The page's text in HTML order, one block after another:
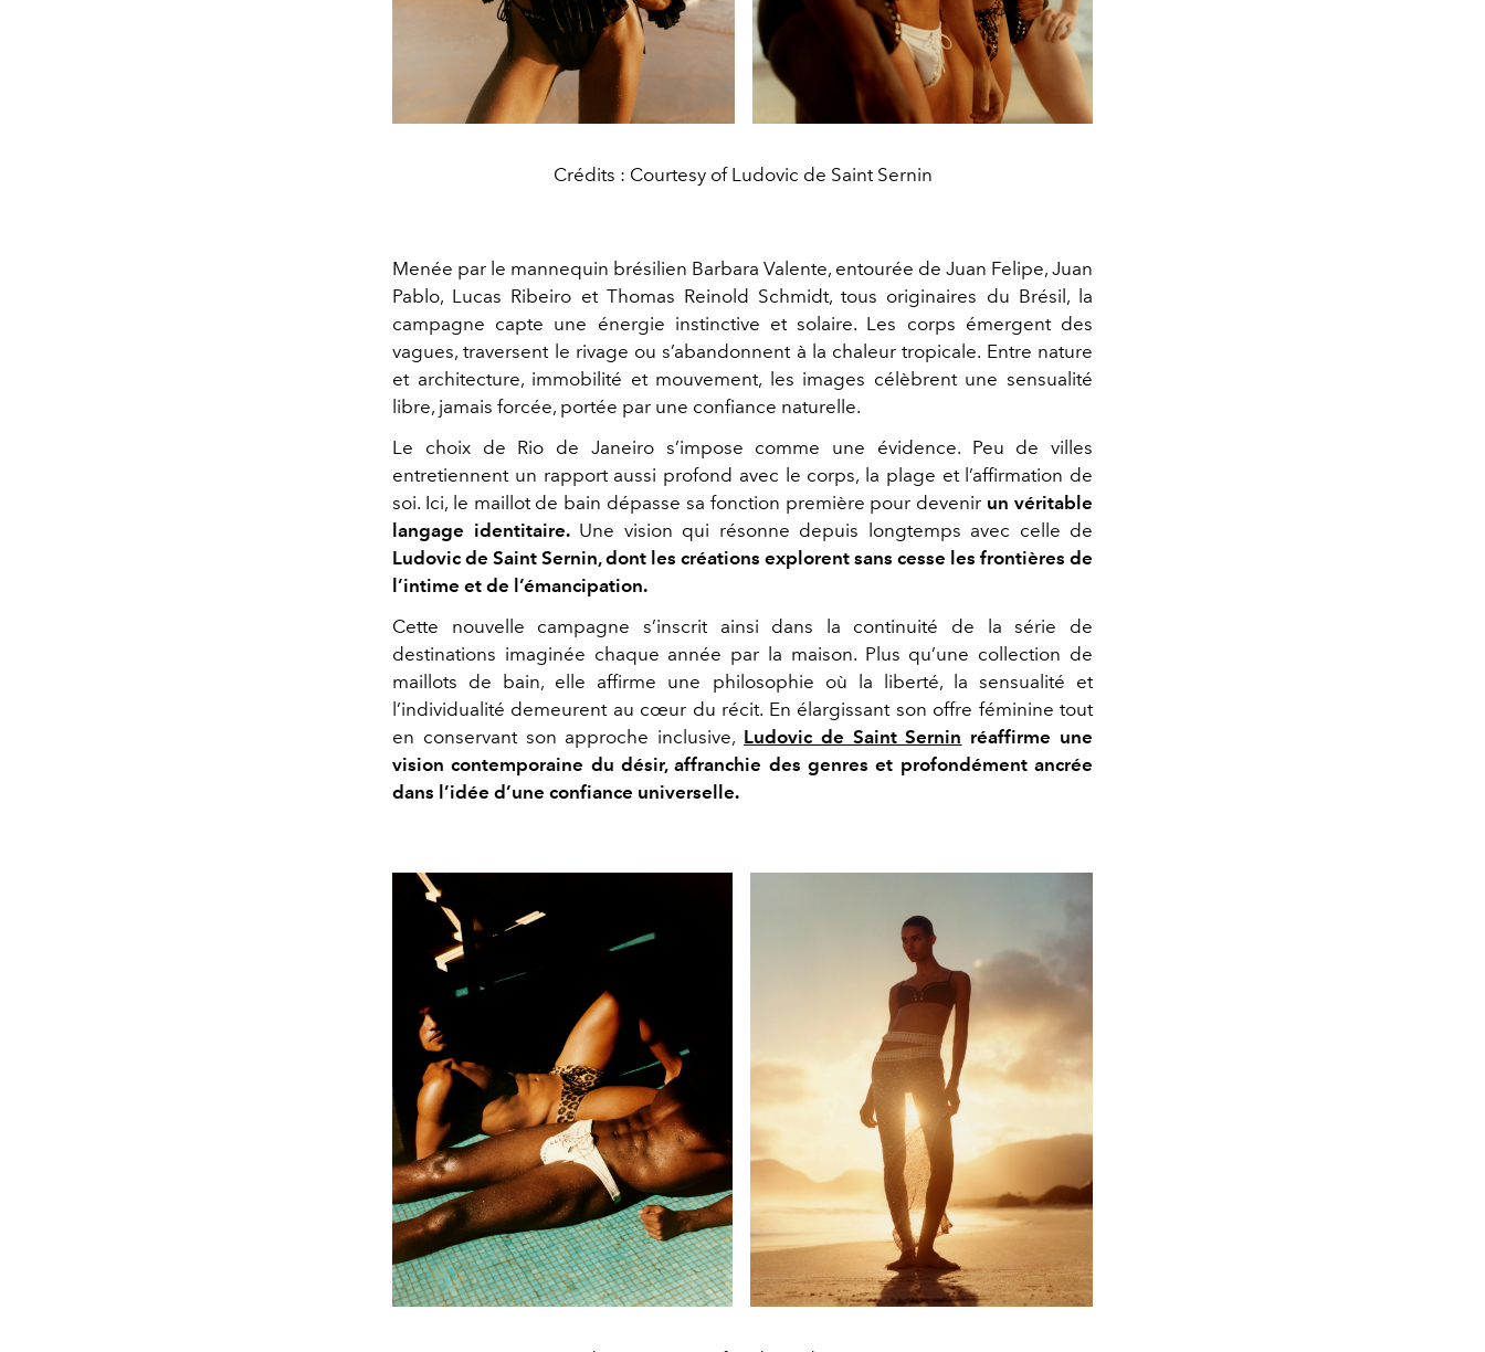
Crédits : Courtesy of Ludovic de Saint Sernin
Menée par le mannequin brésilien Barbara Valente, entourée de Juan Felipe, Juan
Pablo, Lucas Ribeiro et Thomas Reinold Schmidt, tous originaires du Brésil, la
campagne capte une énergie instinctive et solaire. Les corps émergent des
vagues, traversent le rivage ou s’abandonnent à la chaleur tropicale. Entre nature
et architecture, immobilité et mouvement, les images célèbrent une sensualité
libre, jamais forcée, portée par une confiance naturelle.
Le choix de Rio de Janeiro s’impose comme une évidence. Peu de villes
entretiennent un rapport aussi profond avec le corps, la plage et l’affirmation de
soi. Ici, le maillot de bain dépasse sa fonction première pour devenir un véritable
langage identitaire.Une vision qui résonne depuis longtemps avec celle de
Ludovic de Saint Sernin, dont les créations explorent sans cesse les frontières de
l’intime et de l’émancipation.
Cette nouvelle campagne s’inscrit ainsi dans la continuité de la série de
destinations imaginée chaque année par la maison. Plus qu’une collection de
maillots de bain, elle affirme une philosophie où la liberté, la sensualité et
l’individualité demeurent au cœur du récit. En élargissant son offre féminine tout
en conservant son approche inclusive, Ludovic de Saint Sernin réaffirme une
vision contemporaine du désir, affranchie des genres et profondément ancrée
dans l’idée d’une confiance universelle.